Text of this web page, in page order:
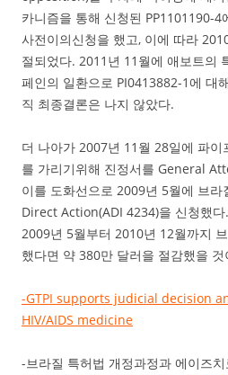
카니즘을 통해 신청된 PP1101190-
사전이의신청을 했고, 이에 따라
절되었다. 2011년 11월에 애보트의
페인의 일환으로 PI0413882-1에 대
직 최종결론은 나지 않았다.
더 나아가 2007년 11월 28일에 파
를 가리기위해 진정서를 General
이를 도화선으로 2009년 5월에 브라
Direct Action(ADI 4234)을 신청했
2009년 5월부터 2010년 12월까지
했다면 약 380만 달러을 절감했을 것
-GTPI supports judicial decision
HIV/AIDS medicine
-브라질 특허법 개정과정과 에이즈